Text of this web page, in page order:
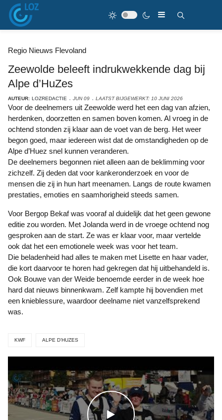
Regio Nieuws Flevoland
Zeewolde beleeft indrukwekkende dag bij
Alpe d’HuZes
AUTEUR: LOZREDACTIE JUN 09 LAATST BIJGEWERKT: 10 JUNI 2026
Voor de deelnemers uit Zeewolde werd het een dag van afzien,
herdenken, doorzetten en samen boven komen. Al vroeg in de
ochtend stonden zij klaar aan de voet van de berg. Het weer
begon goed, maar iedereen wist dat de omstandigheden op de
Alpe d’Huez snel kunnen veranderen.
De deelnemers begonnen niet alleen aan de beklimming voor
zichzelf. Zij deden dat voor kankeronderzoek en voor de
mensen die zij in hun hart meenamen. Langs de route kwamen
prestaties, emoties en saamhorigheid steeds samen.
Voor Bergop Bekaf was vooraf al duidelijk dat het geen gewone
editie zou worden. Met Jolanda werd in de vroege ochtend nog
gesproken aan de start. Ze was er klaar voor, maar vertelde
ook dat het een emotionele week was voor het team.
Die beladenheid had alles te maken met Lisette en haar vader,
die kort daarvoor te horen had gekregen dat hij uitbehandeld is.
Ook Bouwe van der Weide benoemde eerder in de week hoe
hard dat nieuws binnenkwam. Zelf kampte hij bovendien met
een knieblessure, waardoor deelname niet vanzelfsprekend
was.
KWF ALPE D’HUZES
WATCH THE VIDEO